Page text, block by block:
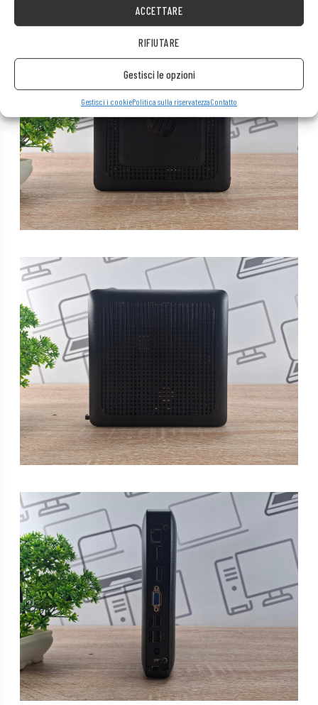
ACCETTARE
RIFIUTARE
Gestisci le opzioni
Gestisci i cookiePolitica sulla riservatezzaContatto